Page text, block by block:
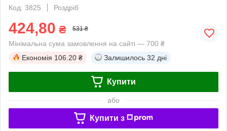
Код: 3825
Роздріб
424,80 ₴ 531 ₴
Мінімальна сума замовлення на сайті — 700 ₴
Економія 106.20 ₴ Залишилось 32 дні
Купити
або
Купити з